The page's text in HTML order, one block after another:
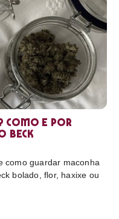
Como e por
beck
como guardar maconha
bolado, flor, haxixe ou